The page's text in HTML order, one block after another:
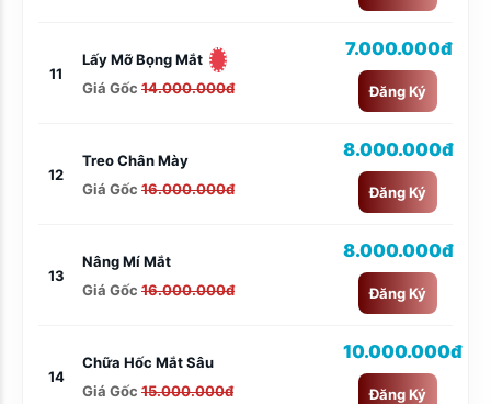
11
Lấy Mỡ Bọng Mắt
Giá Gốc 14.000.000đ
7.000.000đ
Đăng Ký
12
Treo Chân Mày
Giá Gốc 16.000.000đ
8.000.000đ
Đăng Ký
13
Nâng Mí Mắt
Giá Gốc 16.000.000đ
8.000.000đ
Đăng Ký
14
Chữa Hốc Mắt Sâu
Giá Gốc 15.000.000đ
10.000.000đ
Đăng Ký